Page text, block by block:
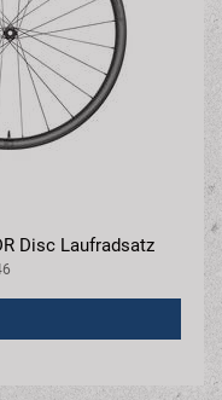
Disc Laufradsatz